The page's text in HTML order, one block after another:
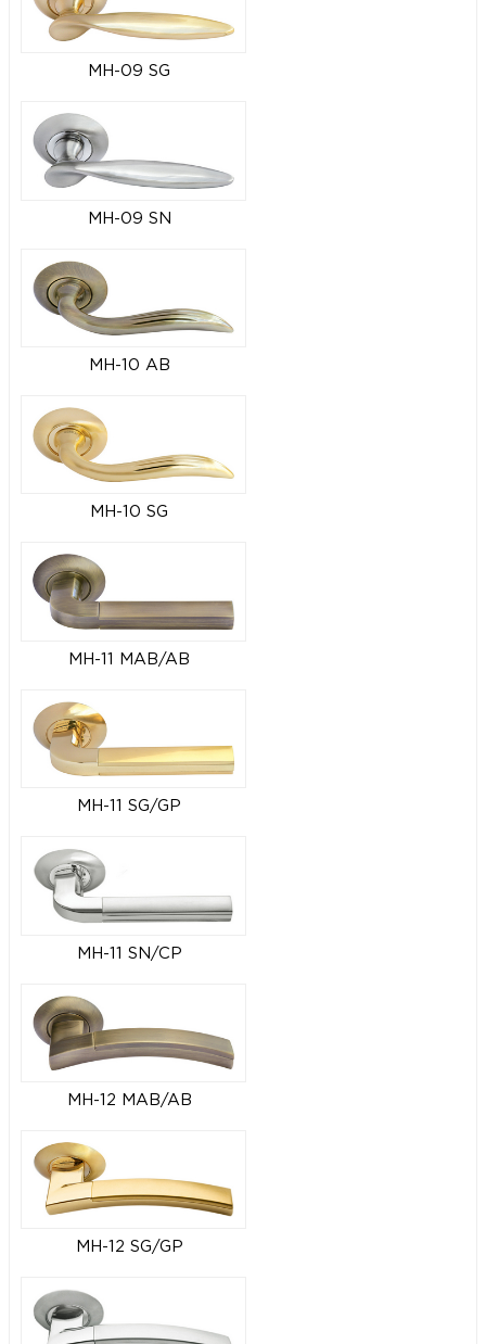
MH-09 SG
MH-09 SN
MH-10 AB
MH-10 SG
MH-11 MAB/AB
MH-11 SG/GP
MH-11 SN/CP
MH-12 MAB/AB
MH-12 SG/GP